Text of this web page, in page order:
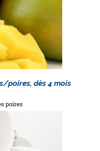
poires, dès 4 mois